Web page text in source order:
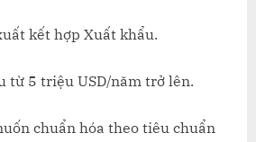
kết hợp Xuất khẩu.
từ 5 triệu USD/năm trở lên.
chuẩn hóa theo tiêu chuẩn